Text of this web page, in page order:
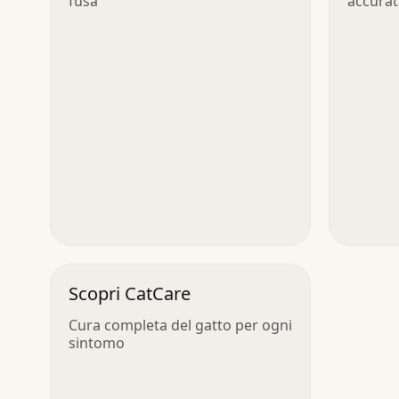
Scopri CatCare
Cura completa del gatto per ogni
sintomo